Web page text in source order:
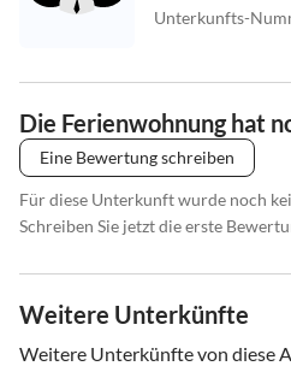
Unterkunfts-
Die Ferienwohnung hat
Eine Bewertung schreiben
Für diese Unterkunft wurde noch
Schreiben Sie jetzt die erste
Weitere Unterkünfte
Weitere Unterkünfte von diese